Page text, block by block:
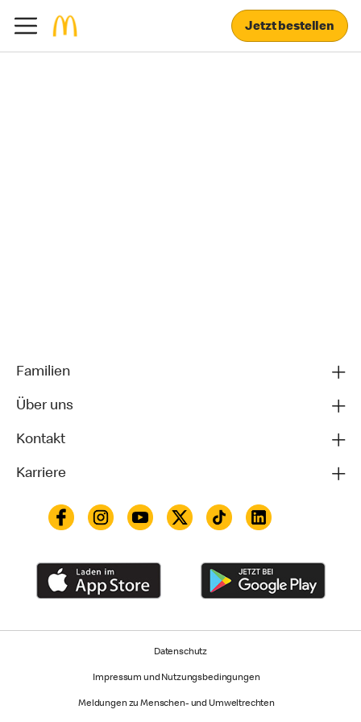
Jetzt bestellen
Familien
Über uns
Kontakt
Karriere
Datenschutz
Impressum und Nutzungs­bedingungen
Meldungen zu Menschen- und Umweltrechten